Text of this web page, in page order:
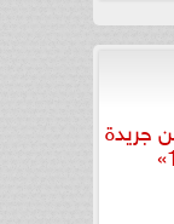
جريدة